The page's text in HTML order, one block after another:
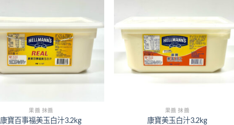
果醬 抹醬
康寶百事福美玉白汁3.2kg
果醬 抹醬
康寶美玉白汁3.2kg